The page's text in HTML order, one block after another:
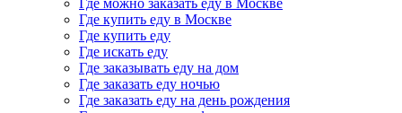
Где купить еду в Москве
Где купить еду
Где искать еду
Где заказывать еду на дом
Где заказать еду ночью
Где заказать еду на день рождения